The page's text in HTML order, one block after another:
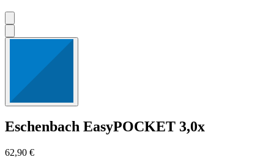
Eschenbach EasyPOCKET 3,0x
62,90 €